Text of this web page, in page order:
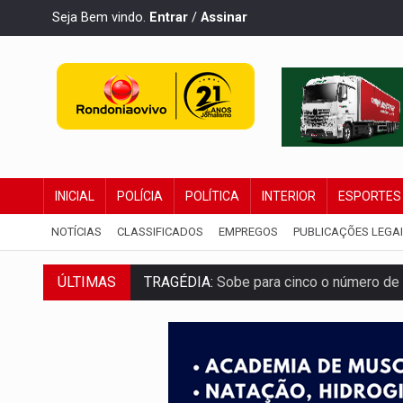
Seja Bem vindo. Entrar / Assinar
INICIAL POLÍCIA POLÍTICA INTERIOR ESPORTES
NOTÍCIAS CLASSIFICADOS EMPREGOS PUBLICAÇÕES
ÚLTIMAS TRAGÉDIA: Sobe para cinco o número
TRANSPORTE DE ARROZ:MPF
DEEPFAKE: Sancionada lei contra
COLEGIADO:Brasil e Rússia discutem